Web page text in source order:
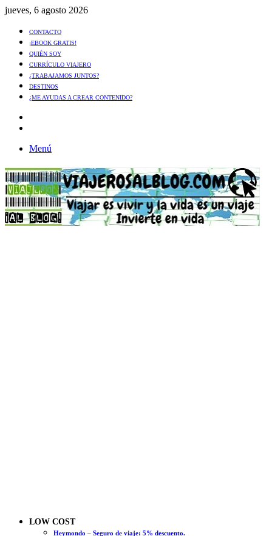
jueves, 6 agosto 2026
CONTACTO
¡EBOOK GRATIS!
QUIÉN SOY
CURRÍCULO VIAJERO
¿TRABAJAMOS JUNTOS?
DESTINOS
¿ME AYUDAS A CREAR CONTENIDO?
Menú
LOW COST
Heymondo – Seguro de viaje: 5% descuento.